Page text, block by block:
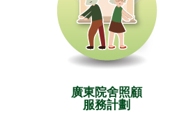
廣東院舍照顧
服務計劃